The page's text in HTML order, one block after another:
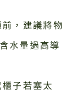
，建議將物
水量過高導
子若塞太